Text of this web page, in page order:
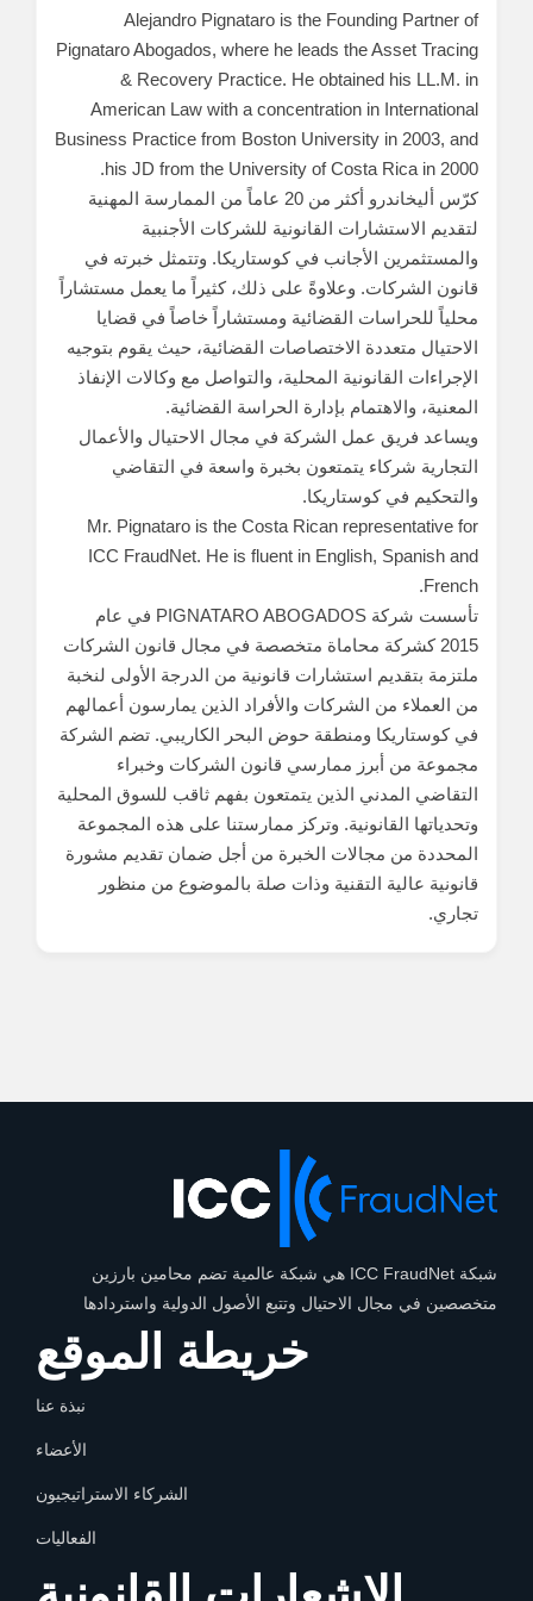
Alejandro Pignataro is the Founding Partner of
Pignataro Abogados, where he leads the Asset Tracing
& Recovery Practice. He obtained his LL.M. in
American Law with a concentration in International
Business Practice from Boston University in 2003, and
his JD from the University of Costa Rica in 2000.
كرّس أليخاندرو أكثر من 20 عاماً من الممارسة المهنية
لتقديم الاستشارات القانونية للشركات الأجنبية
والمستثمرين الأجانب في كوستاريكا. وتتمثل خبرته في
قانون الشركات. وعلاوةً على ذلك، كثيراً ما يعمل مستشاراً
محلياً للحراسات القضائية ومستشاراً خاصاً في قضايا
الاحتيال متعددة الاختصاصات القضائية، حيث يقوم بتوجيه
الإجراءات القانونية المحلية، والتواصل مع وكالات الإنفاذ
المعنية، والاهتمام بإدارة الحراسة القضائية.
ويساعد فريق عمل الشركة في مجال الاحتيال والأعمال
التجارية شركاء يتمتعون بخبرة واسعة في التقاضي
والتحكيم في كوستاريكا.
Mr. Pignataro is the Costa Rican representative for
ICC FraudNet. He is fluent in English, Spanish and
French.
تأسست شركة PIGNATARO ABOGADOS في عام
2015 كشركة محاماة متخصصة في مجال قانون الشركات
ملتزمة بتقديم استشارات قانونية من الدرجة الأولى لنخبة
من العملاء من الشركات والأفراد الذين يمارسون أعمالهم
في كوستاريكا ومنطقة حوض البحر الكاريبي. تضم الشركة
مجموعة من أبرز ممارسي قانون الشركات وخبراء
التقاضي المدني الذين يتمتعون بفهم ثاقب للسوق المحلية
وتحدياتها القانونية. وتركز ممارستنا على هذه المجموعة
المحددة من مجالات الخبرة من أجل ضمان تقديم مشورة
قانونية عالية التقنية وذات صلة بالموضوع من منظور
تجاري.
شبكة ICC FraudNet هي شبكة عالمية تضم محامين بارزين
متخصصين في مجال الاحتيال وتتبع الأصول الدولية واستردادها
خريطة الموقع
نبذة عنا
الأعضاء
الشركاء الاستراتيجيون
الفعاليات